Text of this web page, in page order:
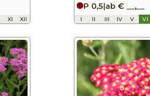
XI XII
P 0,5|ab € __,__
I II III IV V VI